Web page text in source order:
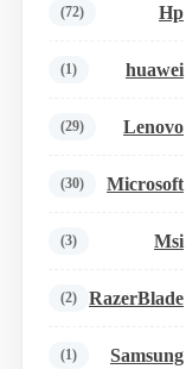
Hp
(72)
huawei
(1)
Lenovo
(29)
Microsoft
(30)
Msi
(3)
RazerBlade
(2)
Samsung
(1)